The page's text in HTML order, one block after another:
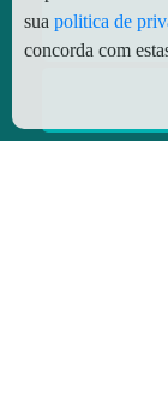
sua politica de
concorda com